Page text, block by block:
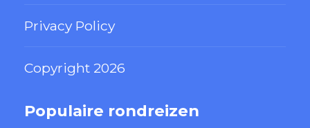
Privacy Policy
Copyright 2026
Populaire rondreizen